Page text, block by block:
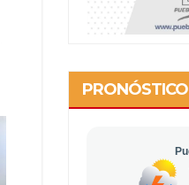
PRONÓSTICO